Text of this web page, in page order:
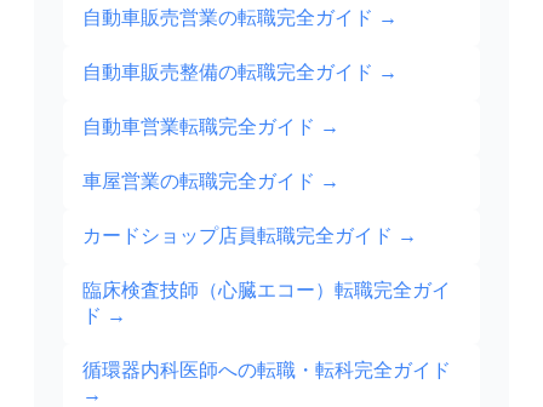
自動車販売営業の転職完全ガイド →
自動車販売整備の転職完全ガイド →
自動車営業転職完全ガイド →
車屋営業の転職完全ガイド →
カードショップ店員転職完全ガイド →
臨床検査技師（心臓エコー）転職完全ガイ
ド →
循環器内科医師への転職・転科完全ガイド
→